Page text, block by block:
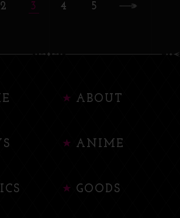
2 3 4 5
ABOUT
ANIME
GOODS